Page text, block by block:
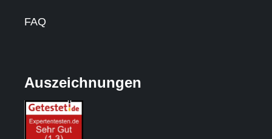
FAQ
Auszeichnungen